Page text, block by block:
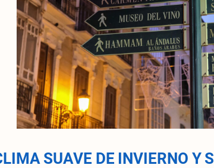
SUAVE DE INVIERNO Y